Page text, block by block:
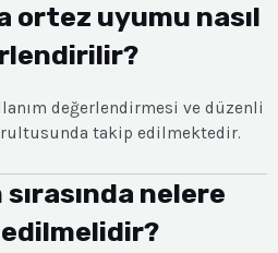
ortez uyumu nasıl
değerlendirmesi ve düzenli
takip edilmektedir.
sırasında nelere